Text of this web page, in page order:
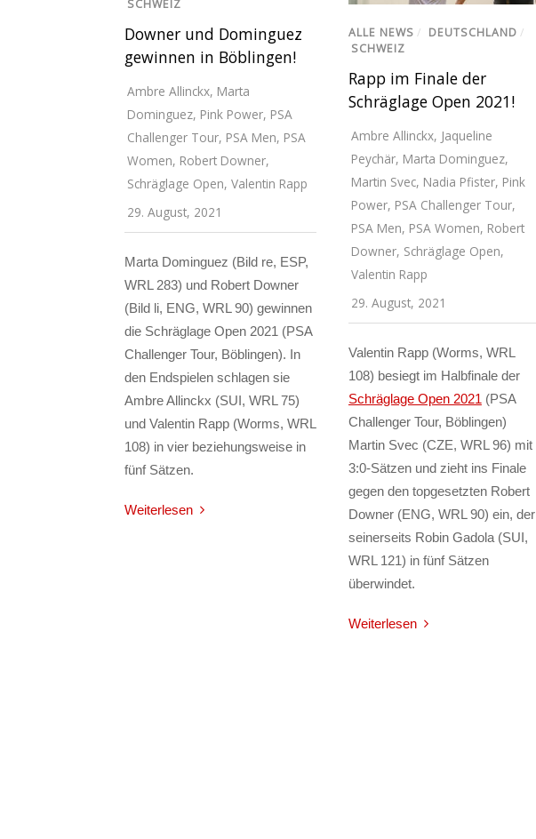
SCHWEIZ
Downer und Dominguez
gewinnen in Böblingen!
Ambre Allinckx, Marta
Dominguez, Pink Power, PSA
Challenger Tour, PSA Men, PSA
Women, Robert Downer,
Schräglage Open, Valentin Rapp
29. August, 2021
Marta Dominguez (Bild re, ESP,
WRL 283) und Robert Downer
(Bild li, ENG, WRL 90) gewinnen
die Schräglage Open 2021 (PSA
Challenger Tour, Böblingen). In
den Endspielen schlagen sie
Ambre Allinckx (SUI, WRL 75)
und Valentin Rapp (Worms, WRL
108) in vier beziehungsweise in
fünf Sätzen.
Weiterlesen
ALLE NEWS / DEUTSCHLAND /
SCHWEIZ
Rapp im Finale der
Schräglage Open 2021!
Ambre Allinckx, Jaqueline
Peychär, Marta Dominguez,
Martin Svec, Nadia Pfister, Pink
Power, PSA Challenger Tour,
PSA Men, PSA Women, Robert
Downer, Schräglage Open,
Valentin Rapp
29. August, 2021
Valentin Rapp (Worms, WRL
108) besiegt im Halbfinale der
Schräglage Open 2021 (PSA
Challenger Tour, Böblingen)
Martin Svec (CZE, WRL 96) mit
3:0-Sätzen und zieht ins Finale
gegen den topgesetzten Robert
Downer (ENG, WRL 90) ein, der
seinerseits Robin Gadola (SUI,
WRL 121) in fünf Sätzen
überwindet.
Weiterlesen